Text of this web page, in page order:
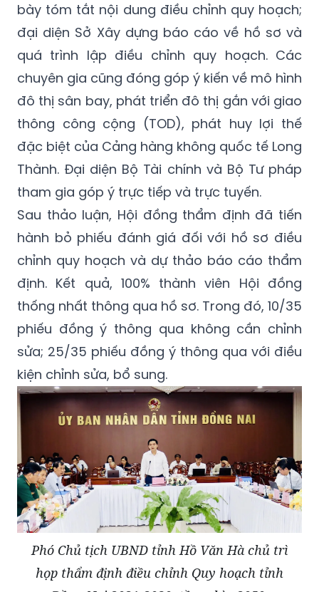
bày tóm tắt nội dung điều chỉnh quy hoạch;
đại diện Sở Xây dựng báo cáo về hồ sơ và
quá trình lập điều chỉnh quy hoạch. Các
chuyên gia cũng đóng góp ý kiến về mô hình
đô thị sân bay, phát triển đô thị gắn với giao
thông công cộng (TOD), phát huy lợi thế
đặc biệt của Cảng hàng không quốc tế Long
Thành. Đại diện Bộ Tài chính và Bộ Tư pháp
tham gia góp ý trực tiếp và trực tuyến.
Sau thảo luận, Hội đồng thẩm định đã tiến
hành bỏ phiếu đánh giá đối với hồ sơ điều
chỉnh quy hoạch và dự thảo báo cáo thẩm
định. Kết quả, 100% thành viên Hội đồng
thống nhất thông qua hồ sơ. Trong đó, 10/35
phiếu đồng ý thông qua không cần chỉnh
sửa; 25/35 phiếu đồng ý thông qua với điều
kiện chỉnh sửa, bổ sung.
Phó Chủ tịch UBND tỉnh Hồ Văn Hà chủ trì
họp thẩm định điều chỉnh Quy hoạch tỉnh